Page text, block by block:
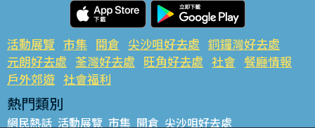
活動展覽 市集 開倉 尖沙咀好去處 銅鑼灣好去處
元朗好去處 荃灣好去處 旺角好去處 社會 餐廳情報
戶外郊遊 社會福利
熱門類別
網民熱話 活動展覽 市集 開倉 尖沙咀好去處